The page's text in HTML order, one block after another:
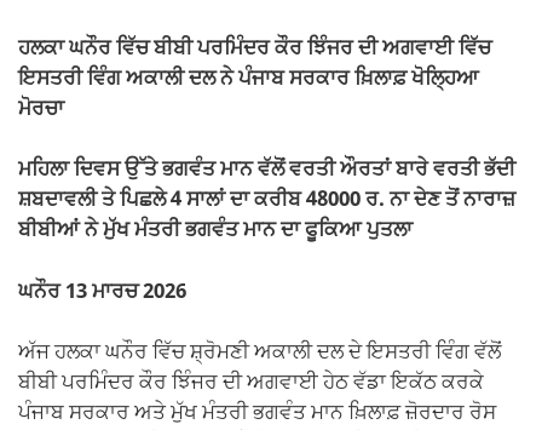
e
b
o
o
k
s
A
p
gr
a
y
Li
k
e
ਹਲਕਾ ਘਨੌਰ ਵਿੱਚ ਬੀਬੀ ਪਰਮਿੰਦਰ ਕੌਰ ਝਿੰਜਰ ਦੀ ਅਗਵਾਈ ਵਿੱਚ
ਇਸਤਰੀ ਵਿੰਗ ਅਕਾਲੀ ਦਲ ਨੇ ਪੰਜਾਬ ਸਰਕਾਰ ਖ਼ਿਲਾਫ਼ ਖੋਲ੍ਹਿਆ
ਮੋਰਚਾ
ਮਹਿਲਾ ਦਿਵਸ ਉੱਤੇ ਭਗਵੰਤ ਮਾਨ ਵੱਲੋਂ ਵਰਤੀ ਔਰਤਾਂ ਬਾਰੇ ਵਰਤੀ ਭੱਦੀ
ਸ਼ਬਦਾਵਲੀ ਤੇ ਪਿਛਲੇ 4 ਸਾਲਾਂ ਦਾ ਕਰੀਬ 48000 ਰ. ਨਾ ਦੇਣ ਤੋਂ ਨਾਰਾਜ਼
ਬੀਬੀਆਂ ਨੇ ਮੁੱਖ ਮੰਤਰੀ ਭਗਵੰਤ ਮਾਨ ਦਾ ਫੂਕਿਆ ਪੁਤਲਾ
ਘਨੌਰ 13 ਮਾਰਚ 2026
ਅੱਜ ਹਲਕਾ ਘਨੌਰ ਵਿੱਚ ਸ਼੍ਰੋਮਣੀ ਅਕਾਲੀ ਦਲ ਦੇ ਇਸਤਰੀ ਵਿੰਗ ਵੱਲੋਂ
ਬੀਬੀ ਪਰਮਿੰਦਰ ਕੌਰ ਝਿੰਜਰ ਦੀ ਅਗਵਾਈ ਹੇਠ ਵੱਡਾ ਇਕੱਠ ਕਰਕੇ
ਪੰਜਾਬ ਸਰਕਾਰ ਅਤੇ ਮੁੱਖ ਮੰਤਰੀ ਭਗਵੰਤ ਮਾਨ ਖ਼ਿਲਾਫ਼ ਜ਼ੋਰਦਾਰ ਰੋਸ